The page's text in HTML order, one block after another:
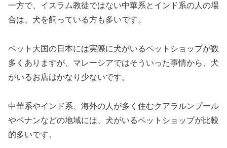
一方で、イスラム教徒ではない中華系とインド系の人の場
合は、犬を飼っている方も多いです。
ペット大国の日本には実際に犬がいるペットショップが数
多くありますが、マレーシアではそういった事情から、犬
がいるお店はかなり少ないです。
中華系やインド系、海外の人が多く住むクアラルンプール
やペナンなどの地域には、犬がいるペットショップが比較
的多いです。